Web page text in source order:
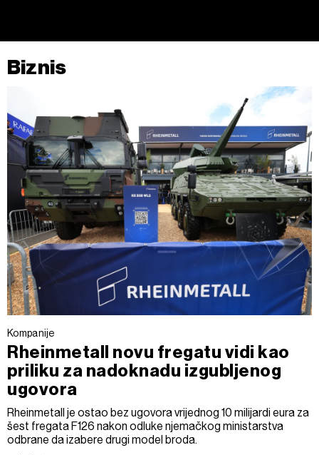
Biznis
Kompanije
Rheinmetall novu fregatu vidi kao
priliku za nadoknadu izgubljenog
ugovora
Rheinmetall je ostao bez ugovora vrijednog 10 milijardi eura za
šest fregata F126 nakon odluke njemačkog ministarstva
odbrane da izabere drugi model broda.